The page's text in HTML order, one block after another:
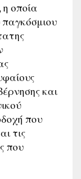
η οποία
παγκόσμιου
και
που
τις
που